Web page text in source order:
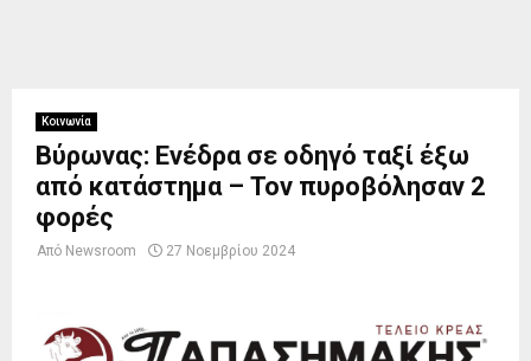
Κοινωνία
Βύρωνας: Ενέδρα σε οδηγό ταξί έξω
από κατάστημα – Τον πυροβόλησαν 2
φορές
Από Newsroom 27 Νοεμβρίου 2024